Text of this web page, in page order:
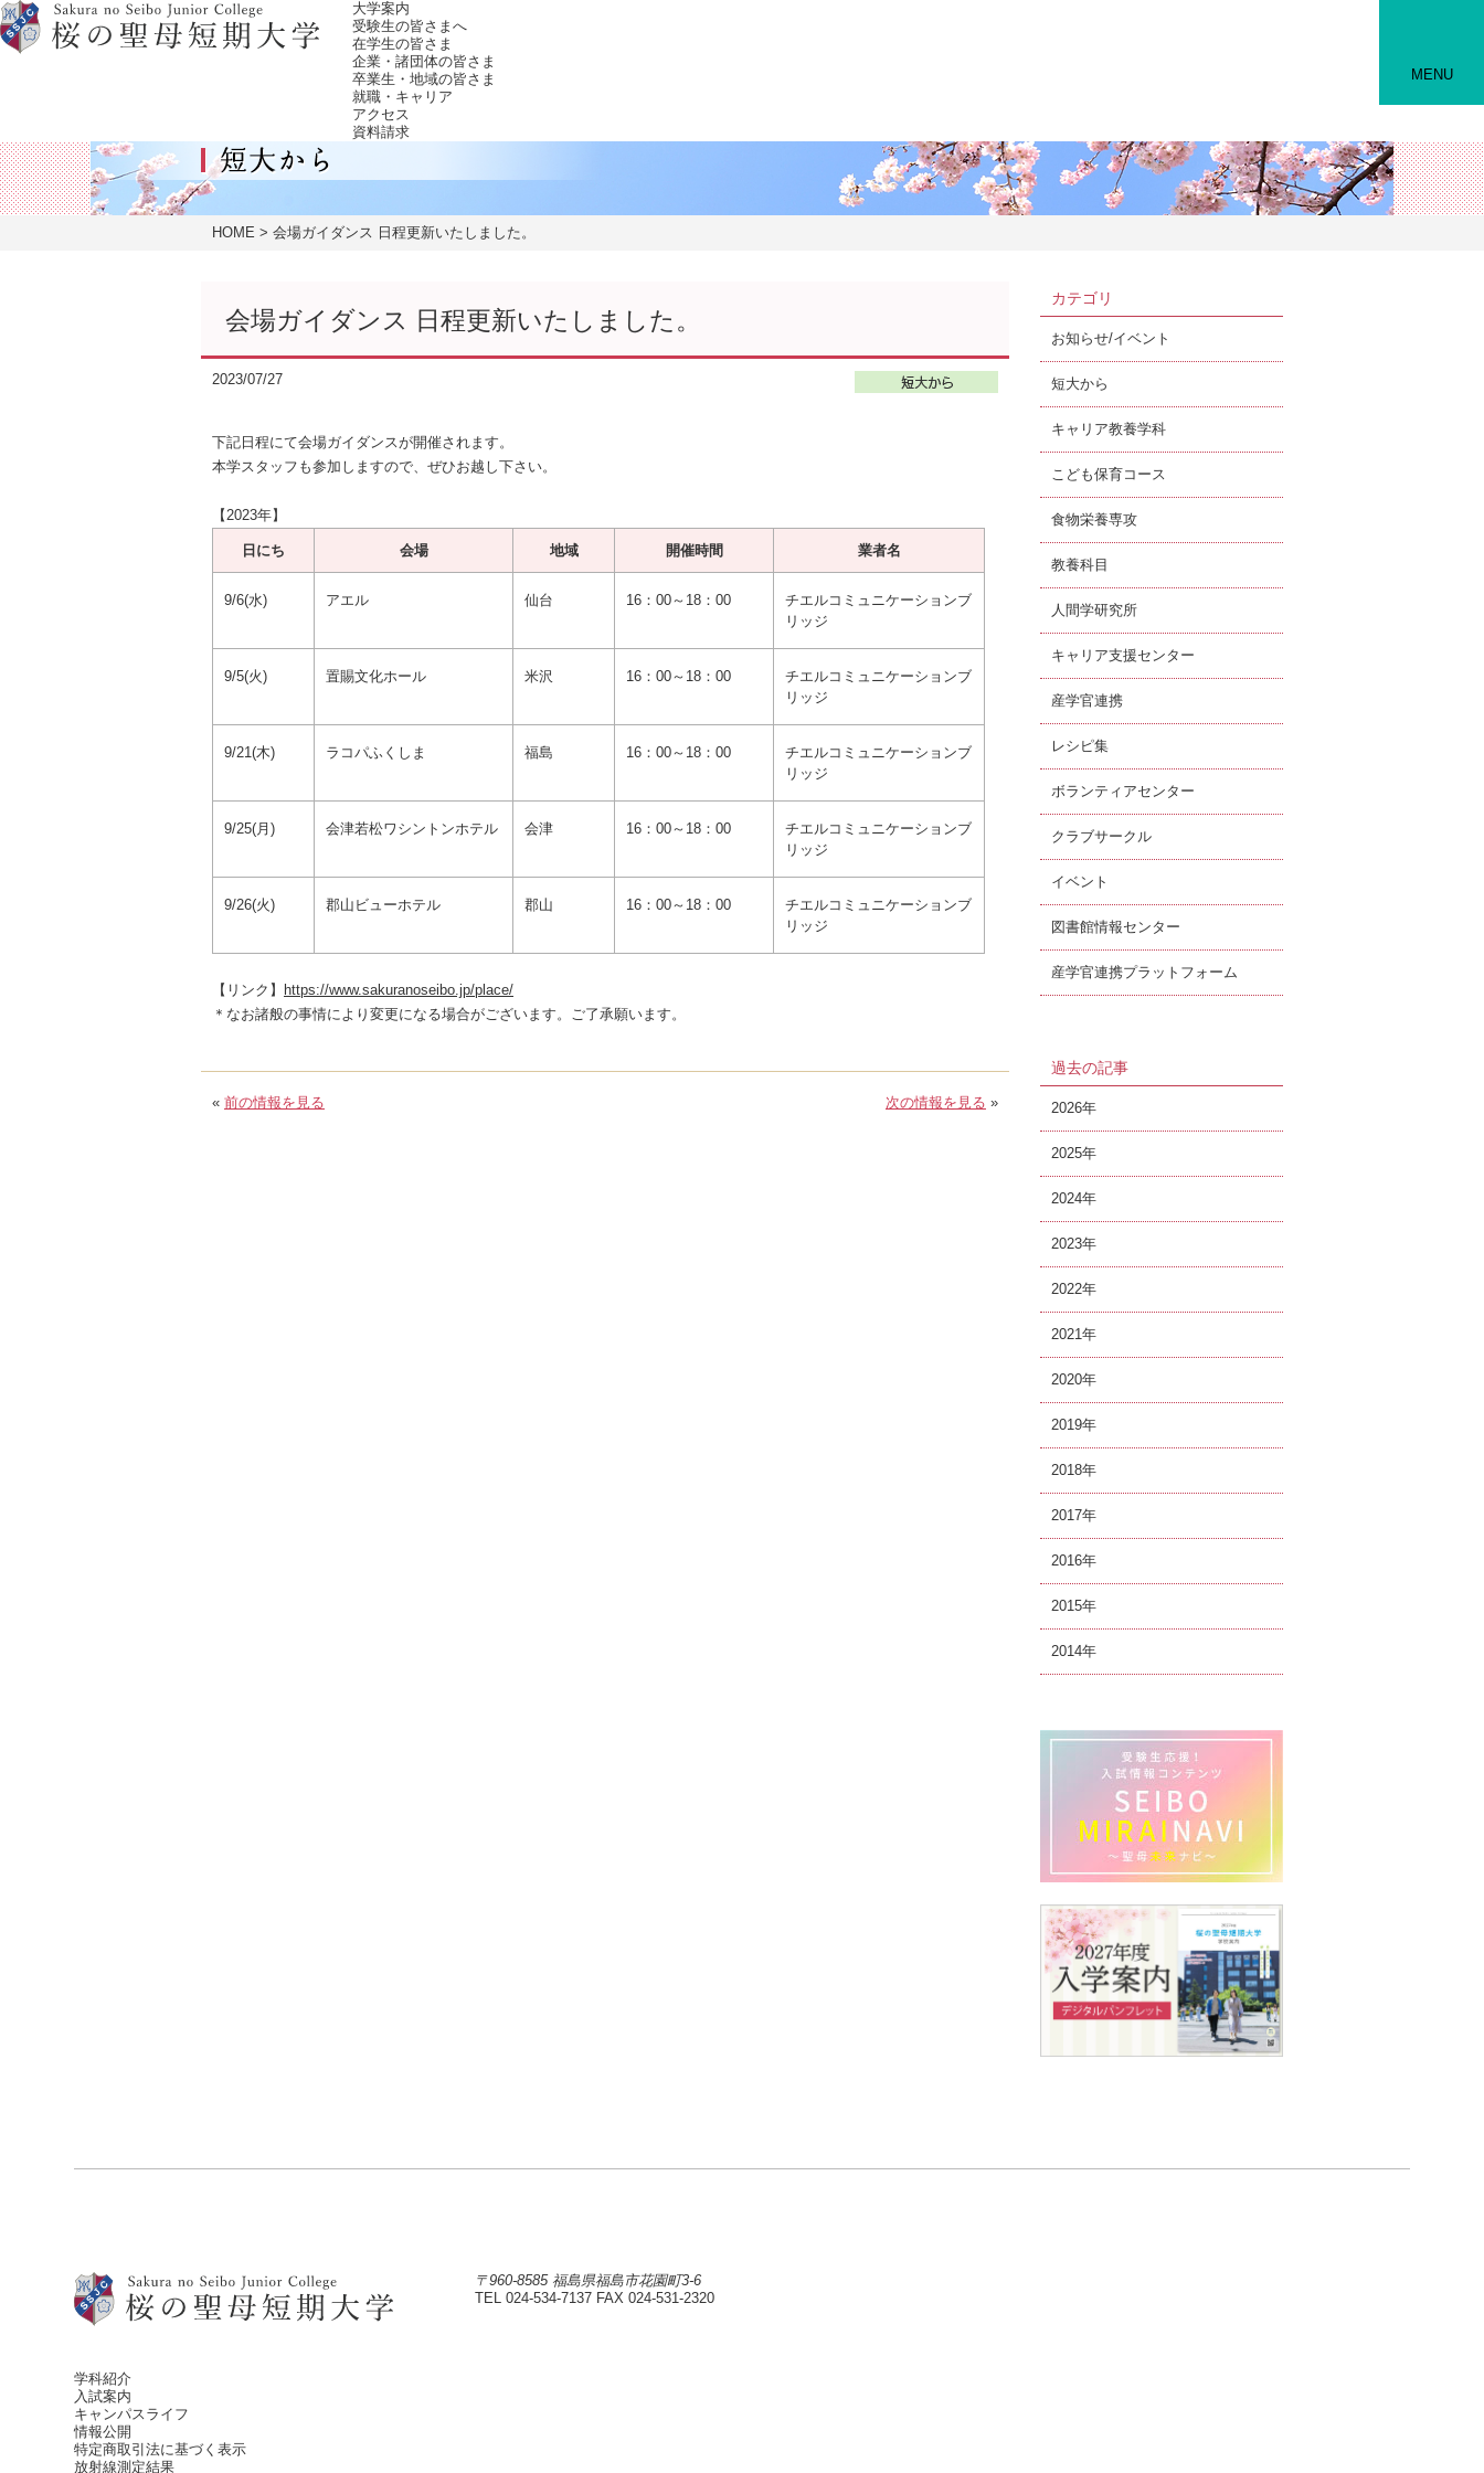
大学案内
受験生の皆さまへ
在学生の皆さま
企業・諸団体の皆さま
卒業生・地域の皆さま
就職・キャリア
アクセス
資料請求
MENU
HOME 会場ガイダンス 日程更新いたしました。
会場ガイダンス 日程更新いたしました。
2023/07/27
下記日程にて会場ガイダンスが開催されます。
本学スタッフも参加しますので、ぜひお越し下さい。
【2023年】
日にち 会場 地域 開催時間 業者名
9/6(水) アエル 仙台 16：00～18：00
チエルコミュニケーションブ
リッジ
9/5(火) 置賜文化ホール 米沢 16：00～18：00
チエルコミュニケーションブ
リッジ
9/21(木) ラコパふくしま 福島 16：00～18：00
チエルコミュニケーションブ
リッジ
9/25(月) 会津若松ワシントンホテル 会津 16：00～18：00
チエルコミュニケーションブ
リッジ
9/26(火) 郡山ビューホテル 郡山 16：00～18：00
チエルコミュニケーションブ
リッジ
【リンク】
https://www.sakuranoseibo.jp/place/
＊なお諸般の事情により変更になる場合がございます。ご了承願います。
« 前の情報を見る 次の情報を見る »
カテゴリ
お知らせ/イベント
短大から
キャリア教養学科
こども保育コース
食物栄養専攻
教養科目
人間学研究所
キャリア支援センター
産学官連携
レシピ集
ボランティアセンター
クラブサークル
イベント
図書館情報センター
産学官連携プラットフォーム
過去の記事
2026
2025
2024
2023
2022
2021
2020
2019
2018
2017
2016
2015
2014
〒960-8585 福島県福島市花園町3-6
TEL 024-534-7137 FAX 024-531-2320
学科紹介
入試案内
キャンパスライフ
情報公開
特定商取引法に基づく表示
放射線測定結果